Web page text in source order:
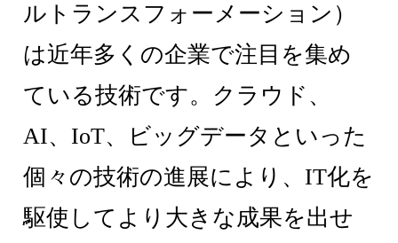
ルトランスフォーメーション）
は近年多くの企業で注目を集め
ている技術です。クラウド、
AI、IoT、ビッグデータといった
個々の技術の進展により、IT化を
駆使してより大きな成果を出せ